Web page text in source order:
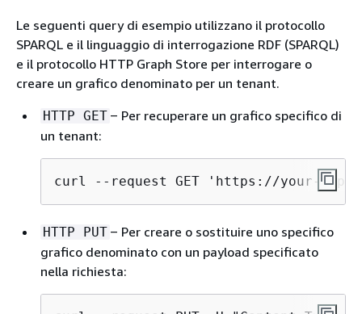
Le seguenti query di esempio utilizzano il protocollo
SPARQL e il linguaggio di interrogazione RDF (SPARQL)
e il protocollo HTTP Graph Store per interrogare o
creare un grafico denominato per un tenant.
HTTP GET ‒ Per recuperare un grafico specifico di
un tenant:
curl --request GET 'https://your-
HTTP PUT ‒ Per creare o sostituire uno specifico
grafico denominato con un payload specificato
nella richiesta: